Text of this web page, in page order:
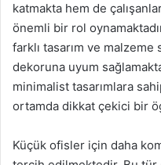
katmakta hem de
önemli bir rol
farklı tasarım ve
dekoruna uyum
minimalist tasarımlara
ortamda dikkat çekici bir
Küçük ofisler için daha